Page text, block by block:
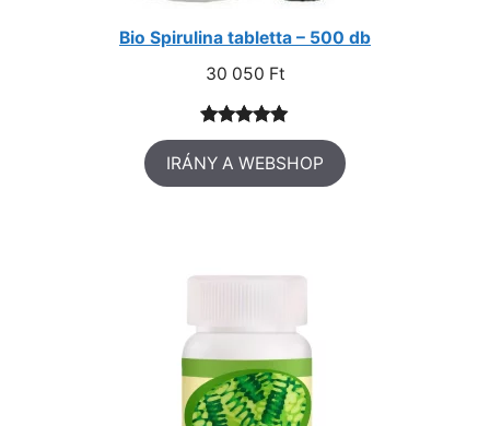
Bio Spirulina tabletta – 500 db
30 050 Ft
Értékelés
5.00az 5-
ből,
1
IRÁNY A WEBSHOP